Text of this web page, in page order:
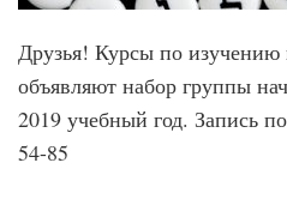
Друзья! Курсы по изучению
объявляют набор группы
2019 учебный год. Запись
54-85